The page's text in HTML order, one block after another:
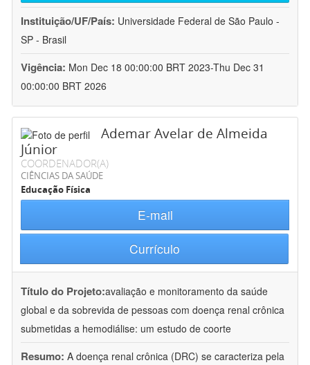
Instituição/UF/País: Universidade Federal de São Paulo -
SP - Brasil
Vigência: Mon Dec 18 00:00:00 BRT 2023-Thu Dec 31
00:00:00 BRT 2026
Ademar Avelar de Almeida
Júnior
COORDENADOR(A)
CIÊNCIAS DA SAÚDE
Educação Física
E-mail
Currículo
Título do Projeto:avaliação e monitoramento da saúde
global e da sobrevida de pessoas com doença renal crônica
submetidas a hemodiálise: um estudo de coorte
Resumo: A doença renal crônica (DRC) se caracteriza pela